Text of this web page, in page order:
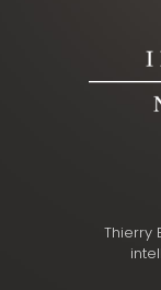
Thierry